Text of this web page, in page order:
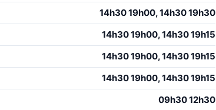
14h30 19h00, 14h30 19h30
14h30 19h00, 14h30 19h15
14h30 19h00, 14h30 19h15
14h30 19h00, 14h30 19h15
09h30 12h30